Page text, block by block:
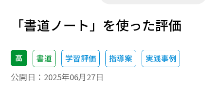
「書道ノート」を使った評価
高 書道 学習評価 指導案 実践事例
公開日： 2025年06月27日